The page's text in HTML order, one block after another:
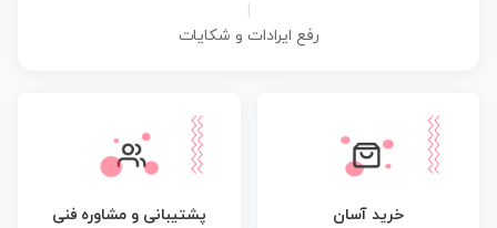
رفع ایرادات و شکایات
خرید آسان پشتیبانی و مشاوره فنی